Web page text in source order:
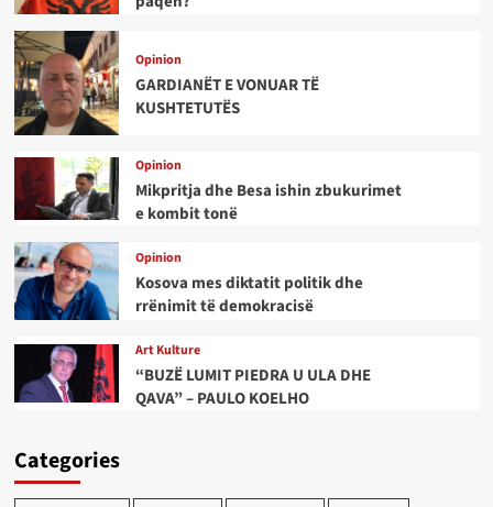
Opinion
GARDIANËT E VONUAR TË
KUSHTETUTËS
Opinion
Mikpritja dhe Besa ishin zbukurimet
e kombit tonë
Opinion
Kosova mes diktatit politik dhe
rrënimit të demokracisë
Art Kulture
“BUZË LUMIT PIEDRA U ULA DHE
QAVA” – PAULO KOELHO
Categories